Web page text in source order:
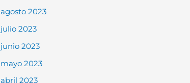
agosto 2023
julio 2023
junio 2023
mayo 2023
abril 2023